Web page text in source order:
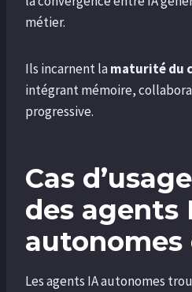
métier.
Ils incarnent lamaturité du
intégrant mémoire,
progressive.
Cas
des agents
autonomes
Les agents IA autonomes